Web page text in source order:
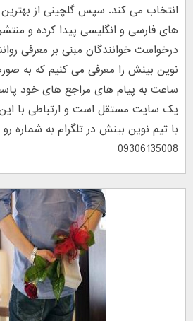
انتخاب می کند. سپس گلچینی از بهترین
های فارسی و انگلیسی پیدا کرده و
درخواست خوانندگان مبنی بر معرفی
ساعت به پیام های مراجع های خود
یک سایت مستقل است و ارتباطی با این
با تیم نوین بینش در تلگرام به شماره رو
09306135008